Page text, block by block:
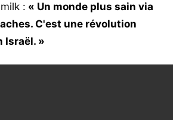
: « Un monde plus sain via
C'est une révolution
Israël. »